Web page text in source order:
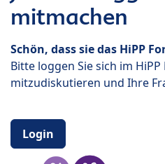
mitmachen
Schön, dass sie das HiPP
Bitte loggen Sie sich im
mitzudiskutieren und Ihre
Login